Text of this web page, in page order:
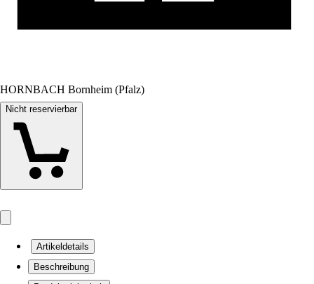
HORNBACH Bornheim (Pfalz)
Nicht reservierbar
Artikeldetails
Beschreibung